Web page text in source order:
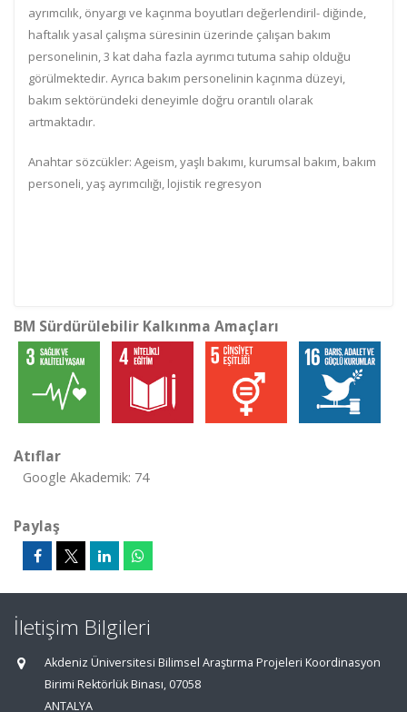
ayrımcılık, önyargı ve kaçınma boyutları değerlendiril- diğinde,
haftalık yasal çalışma süresinin üzerinde çalışan bakım
personelinin, 3 kat daha fazla ayrımcı tutuma sahip olduğu
görülmektedir. Ayrıca bakım personelinin kaçınma düzeyi,
bakım sektöründeki deneyimle doğru orantılı olarak
artmaktadır.
Anahtar sözcükler: Ageism, yaşlı bakımı, kurumsal bakım, bakım
personeli, yaş ayrımcılığı, lojistik regresyon
BM Sürdürülebilir Kalkınma Amaçları
Atıflar
Google Akademik: 74
Paylaş
İletişim Bilgileri
Akdeniz Üniversitesi Bilimsel Araştırma Projeleri Koordinasyon
Birimi Rektörlük Binası, 07058
ANTALYA